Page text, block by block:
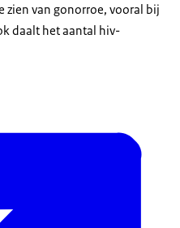
zien van gonorroe, vooral bij
daalt het aantal hiv-